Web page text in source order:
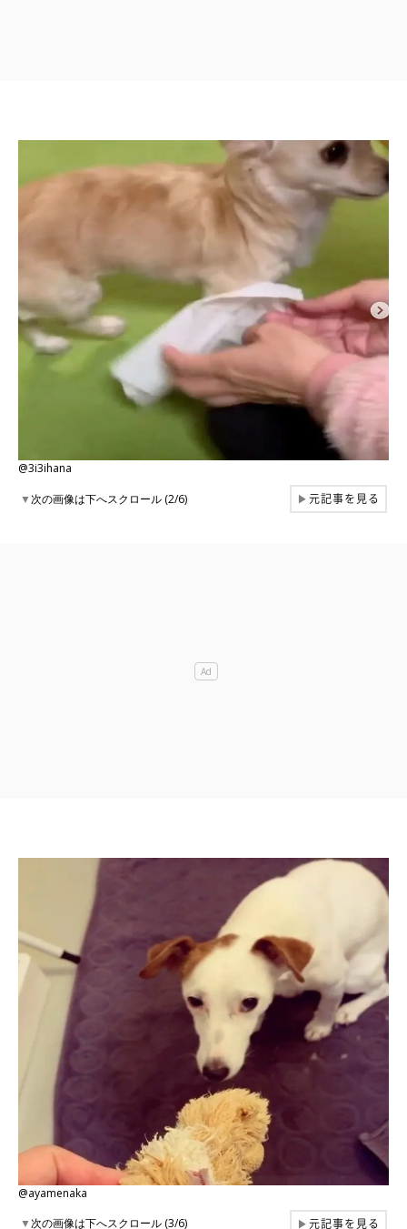
@3i3ihana
▼次の画像は下へスクロール (2/6) ▶元記事を見る
@ayamenaka
▼次の画像は下へスクロール (3/6) ▶元記事を見る